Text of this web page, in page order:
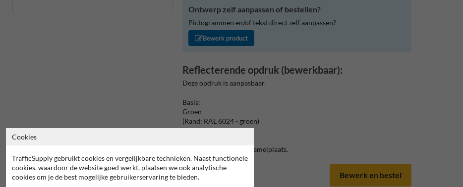
Ontwerp zelf aanpassen of bestellen?
Pictogrammen en/of tekst direct zelf aanpassen?
Bewerk product
Reflecterende opdruk (bewerkbaar):
Deze opdruk is aanpasbaar.
Basis:
Groen
(Rand: RAL 6024 - groen)
Pictogram: E007 - Verzamelplaats.
Bewerk en bestel
Cookies
TrafficSupply gebruikt cookies en vergelijkbare technieken. Naast functionele
cookies, waardoor de website goed werkt, plaatsen we ook analytische
cookies om je de best mogelijke gebruikerservaring te bieden.